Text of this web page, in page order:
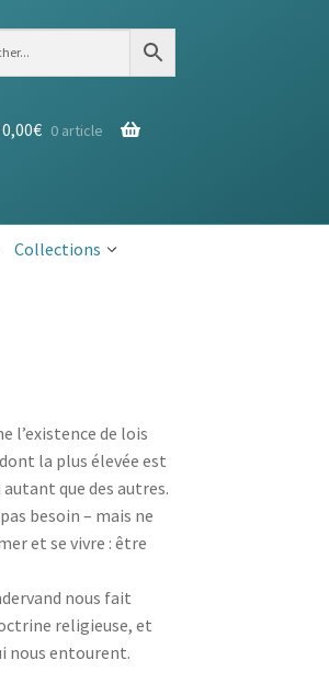
0,00€ 0 article
Collections
l’existence de lois
la plus élevée est
que des autres.
besoin – mais ne
et se vivre : être
nous fait
religieuse, et
nous entourent.